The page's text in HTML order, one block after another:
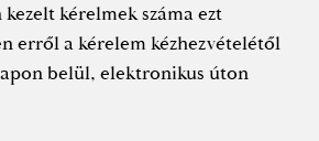
kérelmek száma ezt
erről a kérelem kézhezvételétől
belül, elektronikus úton